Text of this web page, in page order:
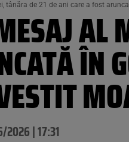
tânăra de 21 de ani care a fost
AL
ÎN
2026 | 17:31